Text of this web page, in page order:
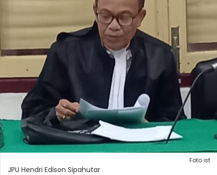
Foto ist
JPU Hendri Edison Sipahutar